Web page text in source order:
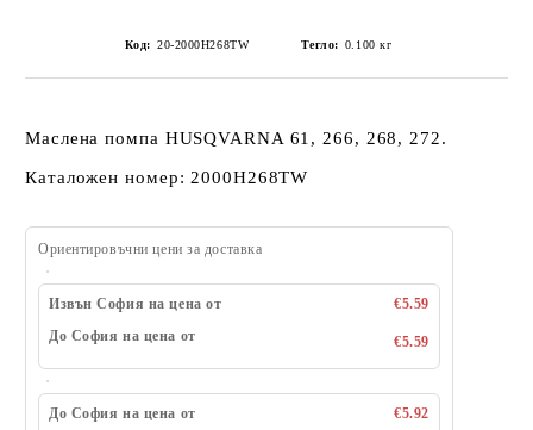
Код: 20-2000H268TW Тегло: 0.100 кг
Маслена помпа HUSQVARNA 61, 266, 268, 272.
Каталожен номер: 2000H268TW
Ориентировъчни цени за доставка
Извън София на цена от
€5.59
До София на цена от
€5.59
До София на цена от
€5.92